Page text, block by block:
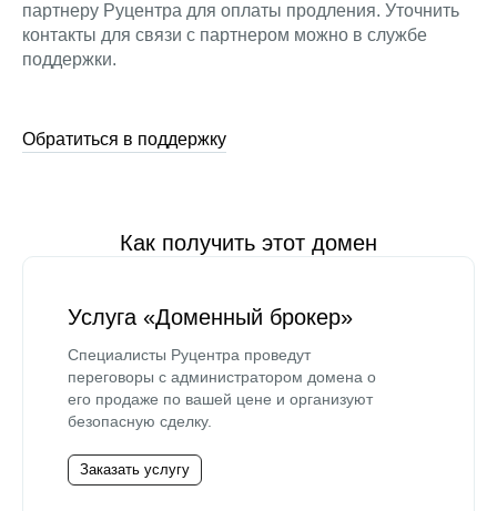
партнеру Руцентра для оплаты продления. Уточнить
контакты для связи с партнером можно в службе
поддержки.
Обратиться в поддержку
Как получить этот домен
Услуга «Доменный брокер»
Специалисты Руцентра проведут
переговоры с администратором домена о
его продаже по вашей цене и организуют
безопасную сделку.
Заказать услугу